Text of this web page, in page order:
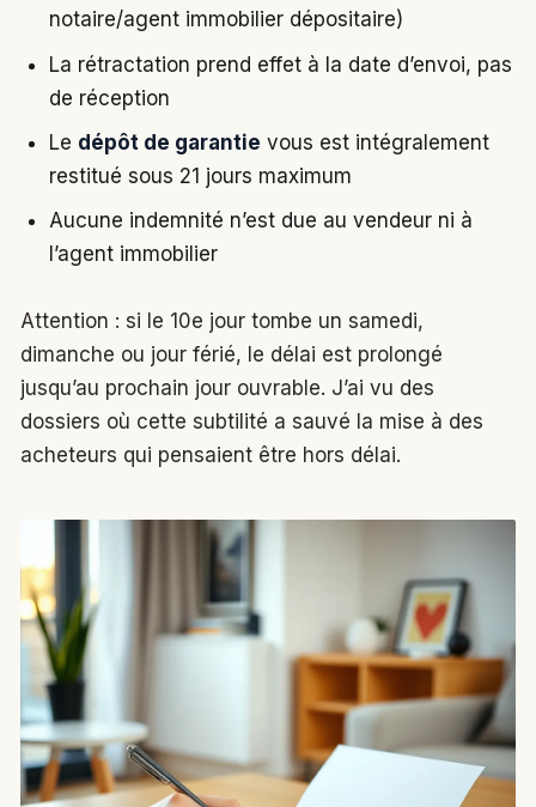
notaire/agent immobilier dépositaire)
La rétractation prend effet à la date d’envoi, pas
de réception
Le dépôt de garantie vous est intégralement
restitué sous 21 jours maximum
Aucune indemnité n’est due au vendeur ni à
l’agent immobilier
Attention : si le 10e jour tombe un samedi,
dimanche ou jour férié, le délai est prolongé
jusqu’au prochain jour ouvrable. J’ai vu des
dossiers où cette subtilité a sauvé la mise à des
acheteurs qui pensaient être hors délai.